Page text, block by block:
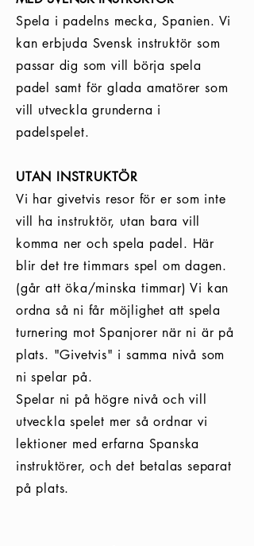
Spela i padelns mecka, Spanien. Vi
kan erbjuda Svensk instruktör som
passar dig som vill börja spela
padel samt för glada amatörer som
vill utveckla grunderna i
padelspelet.
UTAN INSTRUKTÖR
Vi har givetvis resor för er som inte
vill ha instruktör, utan bara vill
komma ner och spela padel. Här
blir det tre timmars spel om dagen.
(går att öka/minska timmar) Vi kan
ordna så ni får möjlighet att spela
turnering mot Spanjorer när ni är på
plats. "Givetvis" i samma nivå som
ni spelar på.
Spelar ni på högre nivå och vill
utveckla spelet mer så ordnar vi
lektioner med erfarna Spanska
instruktörer, och det betalas separat
på plats.